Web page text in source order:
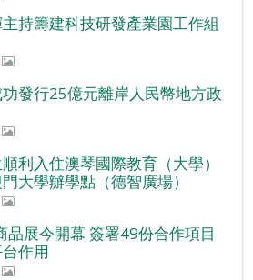
持籌建科技研發產業園工作組
發行25億元離岸人民幣地方政
利入住澳琴國際教育（大學）
學辦學點（德智廣場）
品展今開幕 簽署49份合作項目
作用